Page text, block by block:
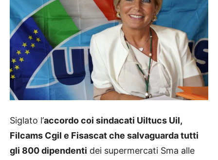
Siglato l’accordo coi sindacati Uiltucs Uil,
Filcams Cgil e Fisascat che salvaguarda tutti
gli 800 dipendenti dei supermercati Sma alle